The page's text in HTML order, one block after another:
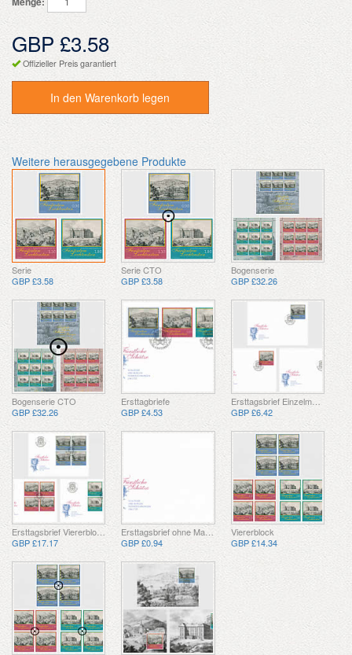
GBP £3.58
Offizieller Preis garantiert
In den Warenkorb legen
Weitere herausgegebene Produkte
Serie
GBP £3.58
Serie CTO
GBP £3.58
Bogenserie
GBP £32.26
Bogenserie CTO
GBP £32.26
Ersttagbriefe
GBP £4.53
Ersttagsbrief Einzelmarken
GBP £6.42
GBP £17.17
GBP £0.94
Viererblock
GBP £14.34